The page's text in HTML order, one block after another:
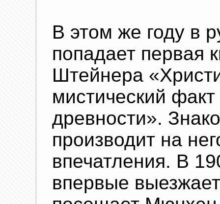
В этом же году в
попадает первая
Штейнера
мистический
древности».
производит на
впечатления. В
впервые